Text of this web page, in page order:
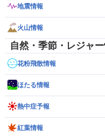
地震情報
火山情報
自然・季節・レジャ
花粉飛散情報
ほたる情報
熱中症予報
紅葉情報